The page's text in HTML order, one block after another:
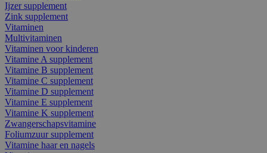
Ijzer supplement
Zink supplement
Vitaminen
Multivitaminen
Vitaminen voor kinderen
Vitamine A supplement
Vitamine B supplement
Vitamine C supplement
Vitamine D supplement
Vitamine E supplement
Vitamine K supplement
Zwangerschapsvitamine
Foliumzuur supplement
Vitamine haar en nagels